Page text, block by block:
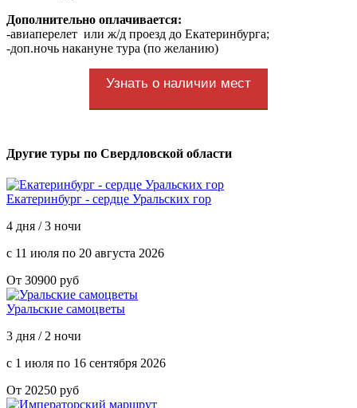
Дополнительно оплачивается:
-авиаперелет или ж/д проезд до Екатеринбурга;
-доп.ночь накануне тура (по желанию)
Узнать о наличии мест
Другие туры по Свердловской области
Екатеринбург - сердце Уральских гор
4 дня / 3 ночи
с 11 июля по 20 августа 2026
От 30900 руб
Уральские самоцветы
3 дня / 2 ночи
с 1 июля по 16 сентября 2026
От 20250 руб